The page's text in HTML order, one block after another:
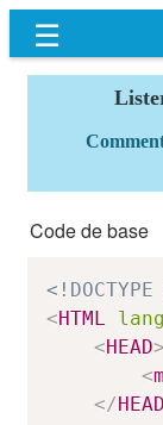
☰
Code de base
<HTML lang
<HEAD>
<
</HEAD